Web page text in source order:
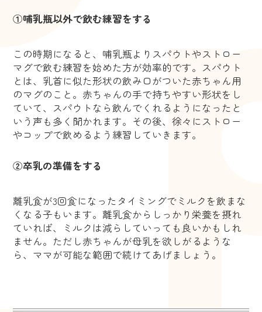
①哺乳瓶以外で飲む練習をする
この時期になると、哺乳瓶よりスパウトやストロー
マグで飲む練習を始めた方が効率的です。スパウト
とは、乳首に似た形状の飲み口がついた赤ちゃん用
のマグのこと。赤ちゃんの手で持ちやすい形状をし
ていて、スパウトなら飲んでくれるようになったと
いう声も多く聞かれます。その後、徐々にストロー
やコップで飲めるよう練習していきます。
②卒乳の準備をする
離乳食が3回食になったタイミングでミルクを飲まな
くなる子もいます。離乳食からしっかり栄養を摂れ
ていれば、ミルクは減らしていっても良いかもしれ
ません。ただし赤ちゃんが母乳を欲しがるような
ら、ママが可能な範囲で続けてあげましょう。